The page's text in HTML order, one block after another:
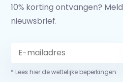
10% korting ontvangen?
nieuwsbrief.
* Lees hier de wettelijke beperkingen